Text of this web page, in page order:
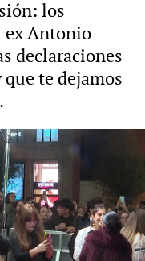
los
ex Antonio
declaraciones
que te dejamos
Press Foto: Europa Press
Hiba Abouk
estarían
muerta"